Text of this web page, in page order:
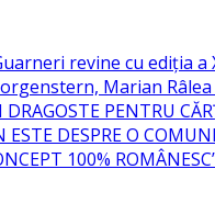
revine cu ediția a
Marian
PENTRU
ESTE DESPRE O
100%